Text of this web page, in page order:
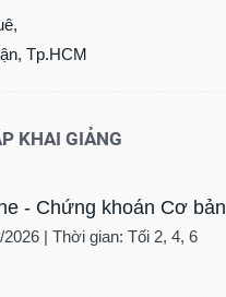
Tp.HCM
KHAI GIẢNG
- Chứng khoán Cơ bản
2026 | Thời gian: Tối 2, 4, 6